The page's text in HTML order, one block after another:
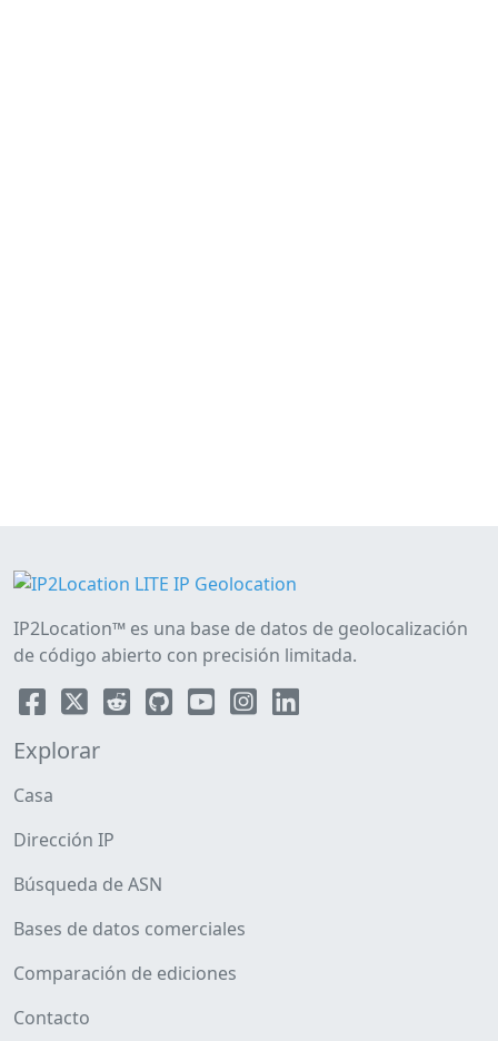
IP2Location™ es una base de datos de geolocalización
de código abierto con precisión limitada.
Explorar
Casa
Dirección IP
Búsqueda de ASN
Bases de datos comerciales
Comparación de ediciones
Contacto